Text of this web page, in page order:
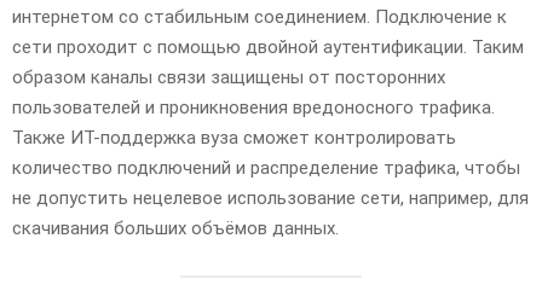
интернетом со стабильным соединением. Подключение к
сети проходит с помощью двойной аутентификации. Таким
образом каналы связи защищены от посторонних
пользователей и проникновения вредоносного трафика.
Также ИТ-поддержка вуза сможет контролировать
количество подключений и распределение трафика, чтобы
не допустить нецелевое использование сети, например, для
скачивания больших объёмов данных.